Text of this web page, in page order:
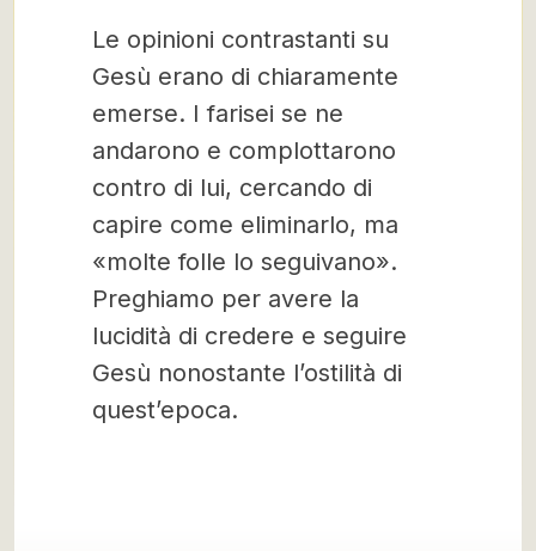
Le opinioni contrastanti su
Gesù erano di chiaramente
emerse. I farisei se ne
andarono e complottarono
contro di lui, cercando di
capire come eliminarlo, ma
«molte folle lo seguivano».
Preghiamo per avere la
lucidità di credere e seguire
Gesù nonostante l’ostilità di
quest’epoca.